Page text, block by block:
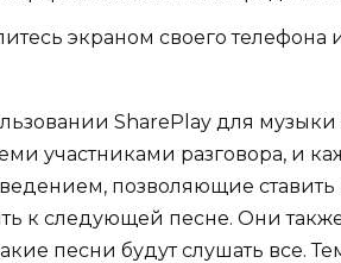
экраном своего телефона
SharePlay для
участниками разговора, и
позволяющие ставить
к следующей песне. Они
песни будут слушать все.